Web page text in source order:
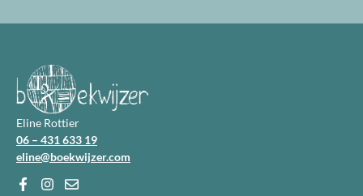
Eline Rottier
06 – 431 633 19
eline@boekwijzer.com